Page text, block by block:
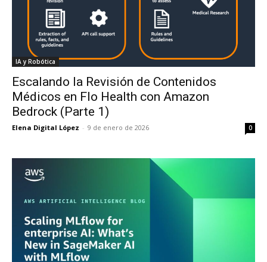
IA y Robótica
Escalando la Revisión de Contenidos
Médicos en Flo Health con Amazon
Bedrock (Parte 1)
Elena Digital López - 9 de enero de 2026 0